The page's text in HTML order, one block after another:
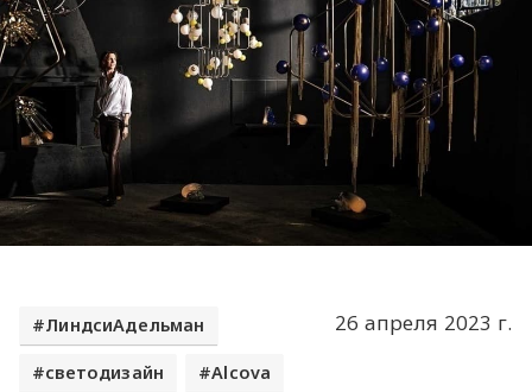
26 апреля 2023 г.
ЛиндсиАдельман
светодизайн Alcova